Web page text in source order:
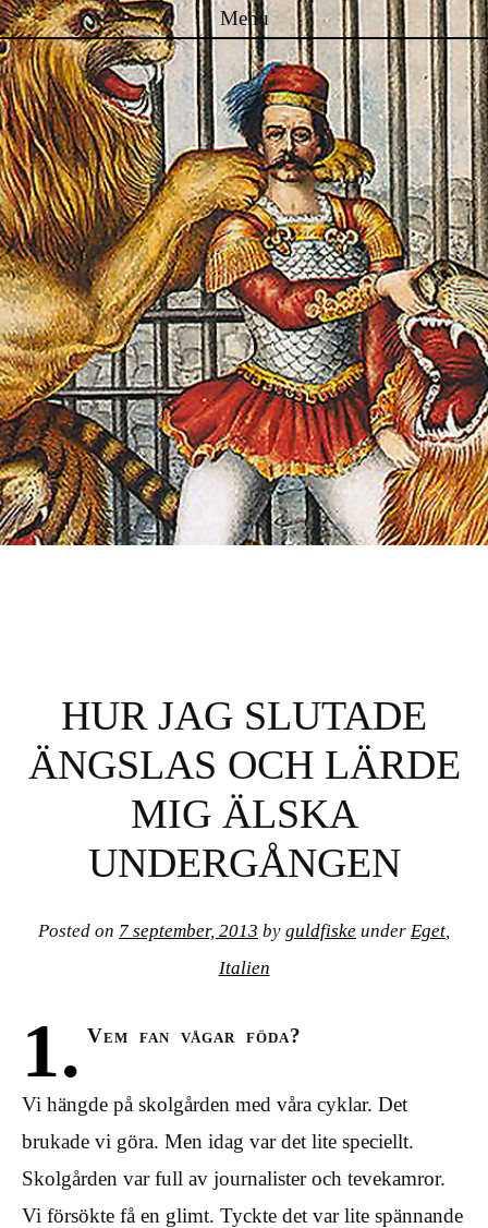
Menu
Skip to content
HUR JAG SLUTADE
ÄNGSLAS OCH LÄRDE
MIG ÄLSKA
UNDERGÅNGEN
Posted on 7 september, 2013 by guldfiske under Eget
Italien
1. Vem fan vågar föda?
Vi hängde på skolgården med våra cyklar. Det
brukade vi göra. Men idag var det lite speciellt.
Skolgården var full av journalister och tevekamror.
Vi försökte få en glimt. Tyckte det var lite spännande